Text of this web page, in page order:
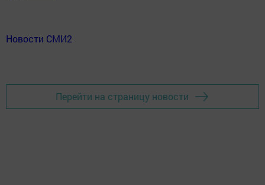
Новости СМИ2
Перейти на страницу новости